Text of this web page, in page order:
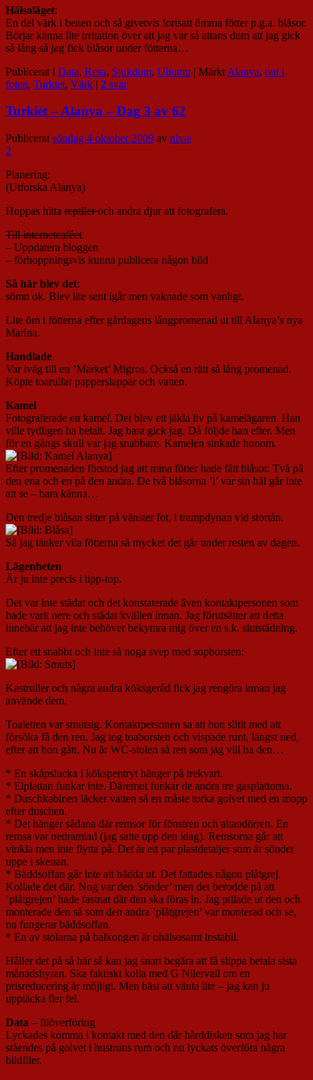
Hälsoläget:
En del värk i benen och så givetvis fortsatt ömma fötter p.g.a. blåsor.
Börjar känna lite irritation över att jag var så attans dum att jag gick
så lång så jag fick blåsor under fötterna…
Publicerat i Data, Resa, Sjukdom, Ubuntu | Märkt Alanya, ont i
foten, Turkiet, Värk | 2 svar
Turkiet – Alanya – Dag 3 av 62
Publicerat söndag 4 oktober 2009 av nisse
2
Planering:
(Utforska Alanya)
Hoppas hitta reptileroch andra djur att fotografera.
Till internetcaféet
– Uppdatera bloggen
– förhoppningsvis kunna publicera någon bild
Så här blev det:
sömn ok. Blev lite sent igår men vaknade som vanligt.
Lite öm i fötterna efter gårdagens långpromenad ut till Alanya’s nya
Marina.
Handlade
Var iväg till en ’Market’ Migros. Också en rätt så lång promenad.
Köpte toarullar papperslappar och vatten.
Kamel
Fotograferade en kamel. Det blev ett jäkla liv på kamelägaren. Han
ville tydligen ha betalt. Jag bara gick jag. Då följde han efter. Men
för en gångs skull var jag snabbare. Kamelen sinkade honom.
Efter promenaden förstod jag att mina fötter hade fått blåsor. Två på
den ena och en på den andra. De två blåsorna ’i’ var sin häl går inte
att se – bara känna…
Den tredje blåsan sitter på vänster fot, i trampdynan vid stortån.
Så jag tänker vila fötterna så mycket det går under resten av dagen.
Lägenheten
Är ju inte precis i tipp-top.
Det var inte städat och det konstaterade även kontaktpersonen som
hade varit nere och städat kvällen innan. Jag förutsätter att detta
innebär att jag inte behöver bekymra mig över en s.k. slutstädning.
Efter ett snabbt och inte så noga svep med sopborsten:
Kastruller och några andra köksgeråd fick jag rengöra innan jag
använde dem.
Toaletten var smutsig. Kontaktpersonen sa att hon slitit med att
försöka få den ren. Jag tog toaborsten och vispade runt, längst ned,
efter att hon gått. Nu är WC-stolen så ren som jag vill ha den…
* En skåpslucka i kökspentryt hänger på trekvart.
* Elplattan funkar inte. Däremot funkar de andra tre gasplattorna.
* Duschkabinen läcker vatten så en måste torka golvet med en mopp
efter duschen.
* Det hänger sådana där remsor för fönstren och altandörren. En
remsa var nedramlad (jag satte upp den idag). Remsorna går att
vinkla men inte flytta på. Det är ett par plastdetaljer som är sönder
uppe i skenan.
* Bäddsoffan går inte att bädda ut. Det fattades någon plåtgrej.
Kollade det där. Nog var den ’sönder’ men det berodde på att
’plåtgrejen’ hade fastnat där den ska föras in. Jag pillade ut den och
monterade den så som den andra ’plåtgrejen’ var monterad och se,
nu fungerar bäddsoffan.
* En av stolarna på balkongen är ohälsosamt instabil.
Håller det på så här så kan jag snart begära att få slippa betala sista
månadshyran. Ska faktiskt kolla med G Nilervall om en
prisreducering är möjligt. Men bäst att vänta lite – jag kan ju
upptäcka fler fel.
Data – filöverföring
Lyckades komma i kontakt med den där hårddisken som jag har
ståendes på golvet i hustruns rum och nu lyckats överföra några
bildfiler.